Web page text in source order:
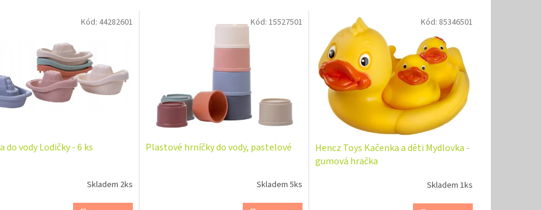
do vody Lodičky - 6 ks
Skladem 2ks
Kód: 44282601
Plastové hrníčky do vody, pastelové
Skladem 5ks
Kód: 15527501
Hencz Toys Kačenka a děti Mydlovka -
gumová hračka
Skladem 1ks
Kód: 85346501